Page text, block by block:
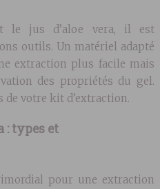
le jus d’aloe vera, il est
outils. Un matériel adapté
extraction plus facile mais
des propriétés du gel.
de votre kit d’extraction.
: types et
pour une extraction